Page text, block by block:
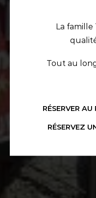
La famille
Tout au
RÉSERVER
RÉSERVEZ